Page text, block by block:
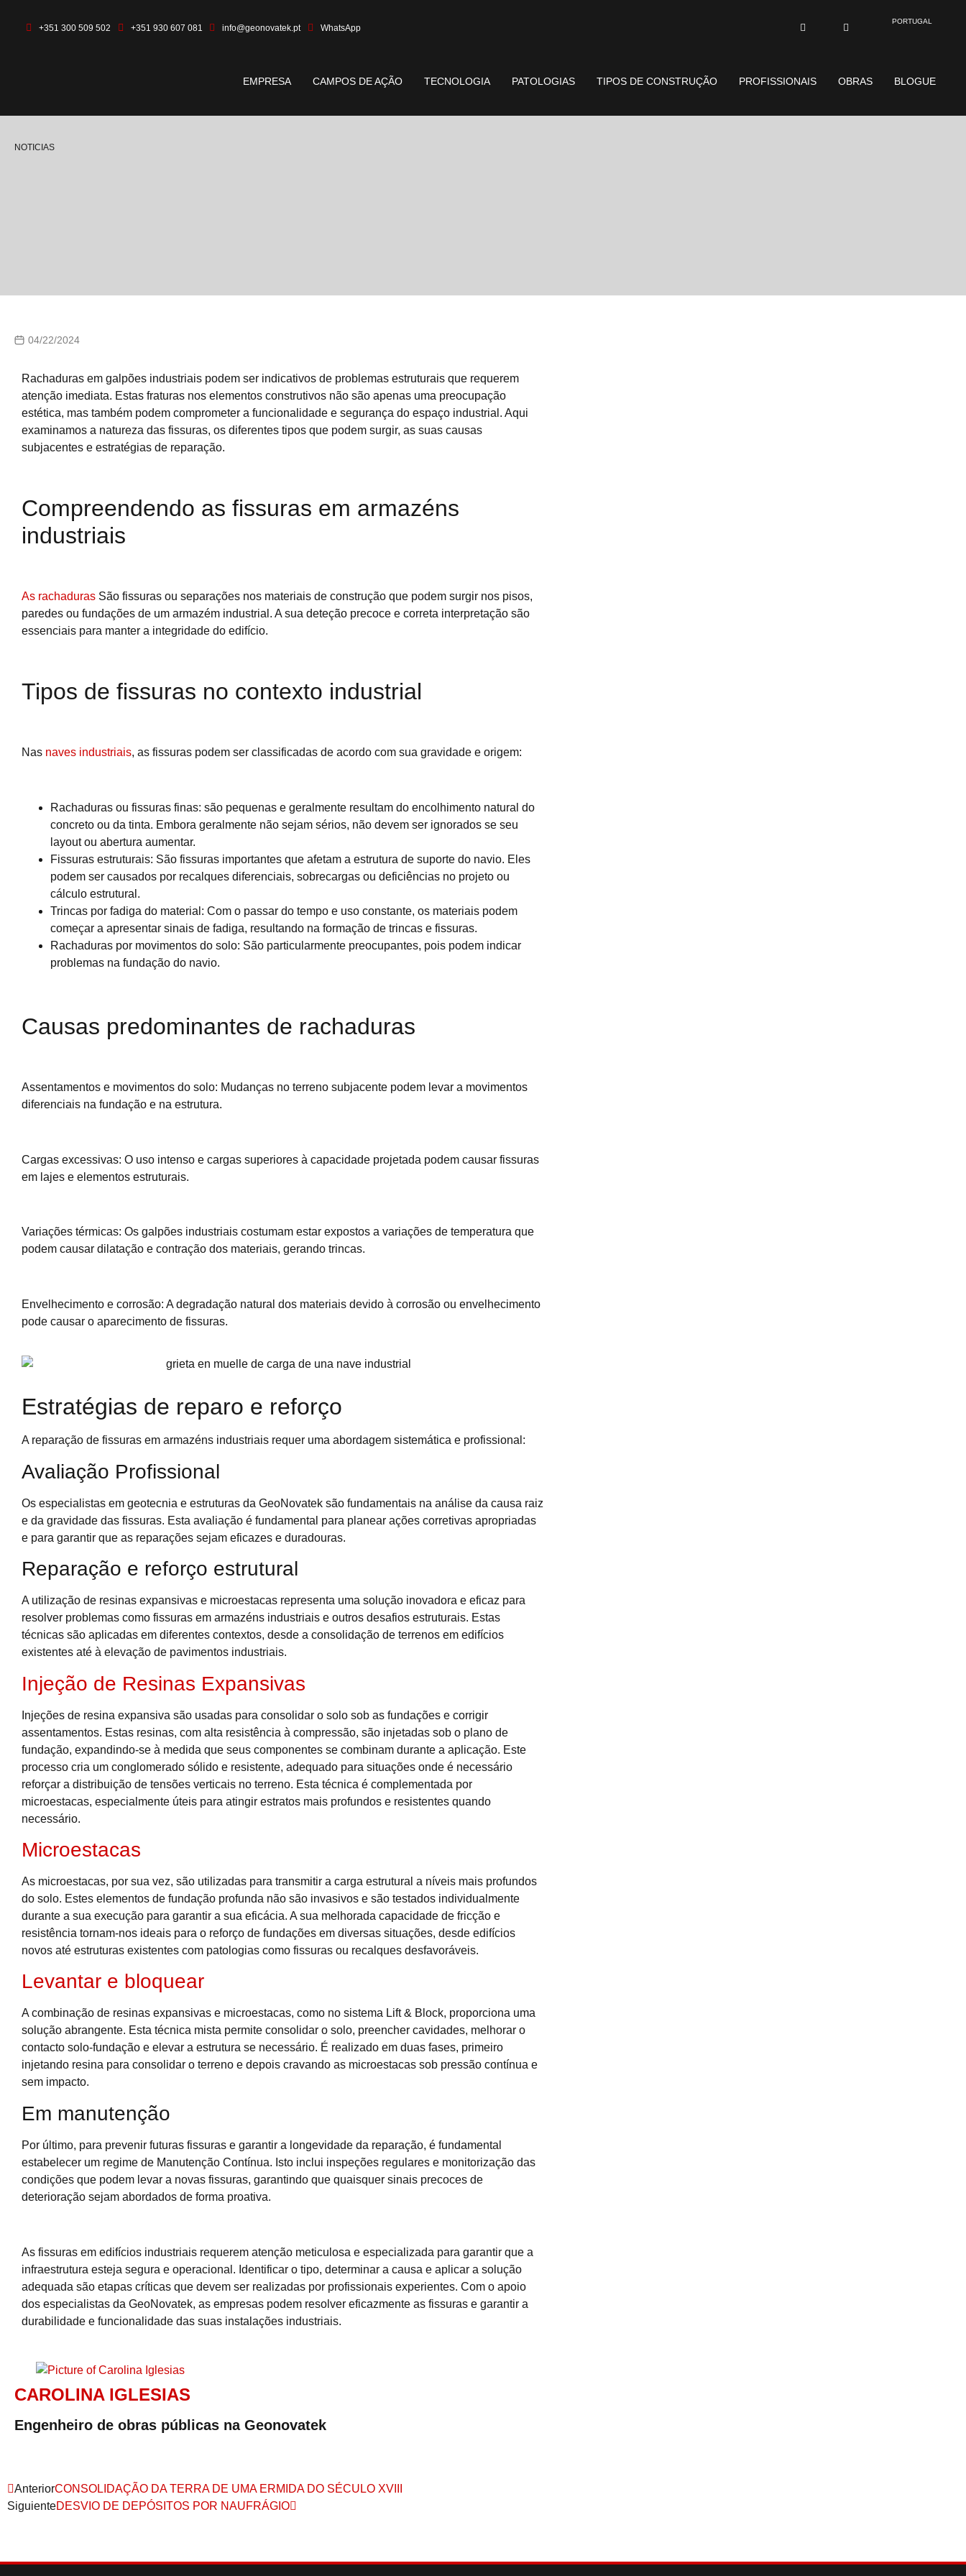
+351 300 509 502 +351 930 607 081 info@geonovatek.pt WhatsApp
PORTUGAL
EMPRESA CAMPOS DE AÇÃO TECNOLOGIA PATOLOGIAS TIPOS DE CONSTRUÇÃO PROFISSIONAIS OBRAS BLOGUE
NOTICIAS
04/22/2024
Rachaduras em galpões industriais podem ser indicativos de problemas estruturais que requerem
atenção imediata. Estas fraturas nos elementos construtivos não são apenas uma preocupação
estética, mas também podem comprometer a funcionalidade e segurança do espaço industrial. Aqui
examinamos a natureza das fissuras, os diferentes tipos que podem surgir, as suas causas
subjacentes e estratégias de reparação.
Compreendendo as fissuras em armazéns
industriais
As rachaduras São fissuras ou separações nos materiais de construção que podem surgir nos pisos,
paredes ou fundações de um armazém industrial. A sua deteção precoce e correta interpretação são
essenciais para manter a integridade do edifício.
Tipos de fissuras no contexto industrial
Nas naves industriais, as fissuras podem ser classificadas de acordo com sua gravidade e origem:
Rachaduras ou fissuras finas: são pequenas e geralmente resultam do encolhimento natural do
concreto ou da tinta. Embora geralmente não sejam sérios, não devem ser ignorados se seu
layout ou abertura aumentar.
Fissuras estruturais: São fissuras importantes que afetam a estrutura de suporte do navio. Eles
podem ser causados por recalques diferenciais, sobrecargas ou deficiências no projeto ou
cálculo estrutural.
Trincas por fadiga do material: Com o passar do tempo e uso constante, os materiais podem
começar a apresentar sinais de fadiga, resultando na formação de trincas e fissuras.
Rachaduras por movimentos do solo: São particularmente preocupantes, pois podem indicar
problemas na fundação do navio.
Causas predominantes de rachaduras
Assentamentos e movimentos do solo: Mudanças no terreno subjacente podem levar a movimentos
diferenciais na fundação e na estrutura.
Cargas excessivas: O uso intenso e cargas superiores à capacidade projetada podem causar fissuras
em lajes e elementos estruturais.
Variações térmicas: Os galpões industriais costumam estar expostos a variações de temperatura que
podem causar dilatação e contração dos materiais, gerando trincas.
Envelhecimento e corrosão: A degradação natural dos materiais devido à corrosão ou envelhecimento
pode causar o aparecimento de fissuras.
Estratégias de reparo e reforço
A reparação de fissuras em armazéns industriais requer uma abordagem sistemática e profissional:
Avaliação Profissional
Os especialistas em geotecnia e estruturas da GeoNovatek são fundamentais na análise da causa raiz
e da gravidade das fissuras. Esta avaliação é fundamental para planear ações corretivas apropriadas
e para garantir que as reparações sejam eficazes e duradouras.
Reparação e reforço estrutural
A utilização de resinas expansivas e microestacas representa uma solução inovadora e eficaz para
resolver problemas como fissuras em armazéns industriais e outros desafios estruturais. Estas
técnicas são aplicadas em diferentes contextos, desde a consolidação de terrenos em edifícios
existentes até à elevação de pavimentos industriais.
Injeção de Resinas Expansivas
Injeções de resina expansiva são usadas para consolidar o solo sob as fundações e corrigir
assentamentos. Estas resinas, com alta resistência à compressão, são injetadas sob o plano de
fundação, expandindo-se à medida que seus componentes se combinam durante a aplicação. Este
processo cria um conglomerado sólido e resistente, adequado para situações onde é necessário
reforçar a distribuição de tensões verticais no terreno. Esta técnica é complementada por
microestacas, especialmente úteis para atingir estratos mais profundos e resistentes quando
necessário.
Microestacas
As microestacas, por sua vez, são utilizadas para transmitir a carga estrutural a níveis mais profundos
do solo. Estes elementos de fundação profunda não são invasivos e são testados individualmente
durante a sua execução para garantir a sua eficácia. A sua melhorada capacidade de fricção e
resistência tornam-nos ideais para o reforço de fundações em diversas situações, desde edifícios
novos até estruturas existentes com patologias como fissuras ou recalques desfavoráveis.
Levantar e bloquear
A combinação de resinas expansivas e microestacas, como no sistema Lift & Block, proporciona uma
solução abrangente. Esta técnica mista permite consolidar o solo, preencher cavidades, melhorar o
contacto solo-fundação e elevar a estrutura se necessário. É realizado em duas fases, primeiro
injetando resina para consolidar o terreno e depois cravando as microestacas sob pressão contínua e
sem impacto.
Em manutenção
Por último, para prevenir futuras fissuras e garantir a longevidade da reparação, é fundamental
estabelecer um regime de Manutenção Contínua. Isto inclui inspeções regulares e monitorização das
condições que podem levar a novas fissuras, garantindo que quaisquer sinais precoces de
deterioração sejam abordados de forma proativa.
As fissuras em edifícios industriais requerem atenção meticulosa e especializada para garantir que a
infraestrutura esteja segura e operacional. Identificar o tipo, determinar a causa e aplicar a solução
adequada são etapas críticas que devem ser realizadas por profissionais experientes. Com o apoio
dos especialistas da GeoNovatek, as empresas podem resolver eficazmente as fissuras e garantir a
durabilidade e funcionalidade das suas instalações industriais.
CAROLINA IGLESIAS
Engenheiro de obras públicas na Geonovatek
AnteriorCONSOLIDAÇÃO DA TERRA DE UMA ERMIDA DO SÉCULO XVIII
SiguienteDESVIO DE DEPÓSITOS POR NAUFRÁGIO